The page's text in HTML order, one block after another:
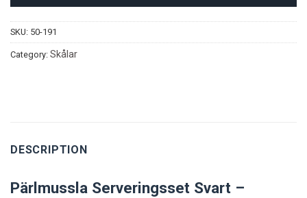
SKU: 50-191
Category: Skålar
DESCRIPTION
Pärlmussla Serveringsset Svart –